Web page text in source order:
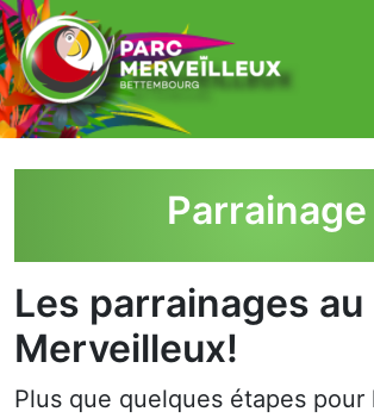
zum Inhalt
Parrainage
Les parrainages au
Merveilleux!
Plus que quelques étapes pour